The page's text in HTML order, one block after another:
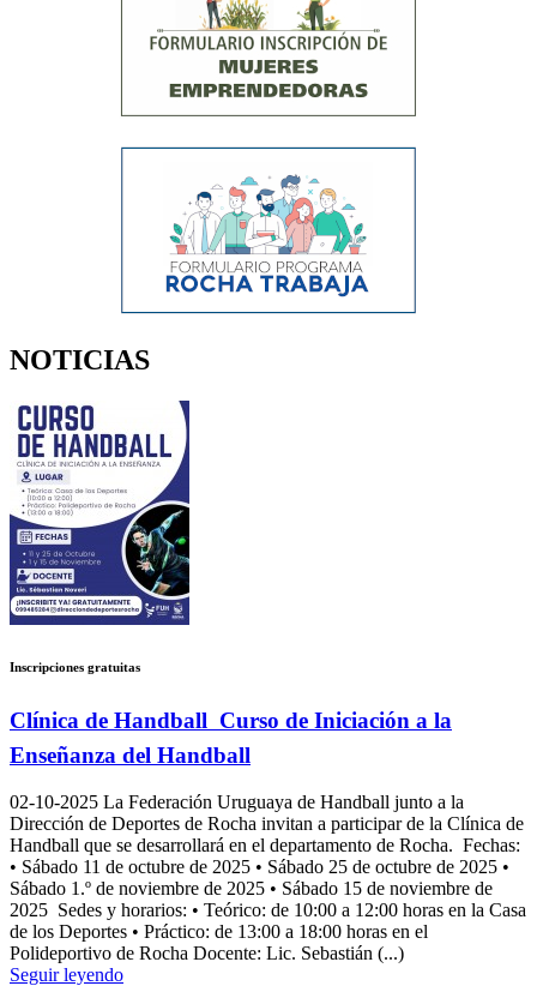
NOTICIAS
Inscripciones gratuitas
Clínica de Handball  Curso de Iniciación a la
Enseñanza del Handball
02-10-2025 La Federación Uruguaya de Handball junto a la
Dirección de Deportes de Rocha invitan a participar de la Clínica de
Handball que se desarrollará en el departamento de Rocha. Fechas:
• Sábado 11 de octubre de 2025 • Sábado 25 de octubre de 2025 •
Sábado 1.º de noviembre de 2025 • Sábado 15 de noviembre de
2025 Sedes y horarios: • Teórico: de 10:00 a 12:00 horas en la Casa
de los Deportes • Práctico: de 13:00 a 18:00 horas en el
Polideportivo de Rocha Docente: Lic. Sebastián (...)
Seguir leyendo